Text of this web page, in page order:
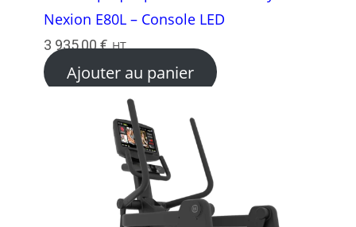
Nexion E80L – Console LED
3 935,00€ HT
Ajouter au panier